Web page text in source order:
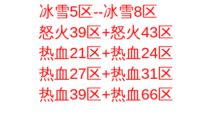
冰雪5区--冰雪8区
怒火39区+怒火43区
热血21区+热血24区
热血27区+热血31区
热血39区+热血66区